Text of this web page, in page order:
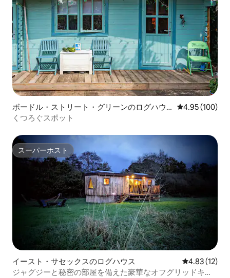
ボードル・ストリート・グリーンのログハウ
ス
レビュー100
4.95 (100)
くつろぐスポット
スーパーホスト
スーパーホスト
イースト・サセックスのログハウス レビュー12
4.83 (12)
ジャグジーと秘密の部屋を備えた豪華なオフグリッドキャ